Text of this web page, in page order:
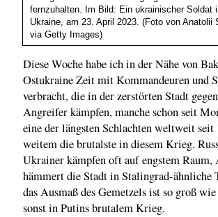
fernzuhalten. Im Bild: Ein ukrainischer Soldat
Ukraine, am 23. April 2023. (Foto von Anatolii
via Getty Images)
Diese Woche habe ich in der Nähe von
Ostukraine Zeit mit Kommandeuren und
verbracht, die in der zerstörten Stadt
Angreifer kämpfen, manche schon seit
eine der längsten Schlachten weltweit seit
weitem die brutalste in diesem Krieg.
Ukrainer kämpfen oft auf engstem
hämmert die Stadt in Stalingrad-ähnliche
das Ausmaß des Gemetzels ist so groß
sonst in Putins brutalem Krieg.